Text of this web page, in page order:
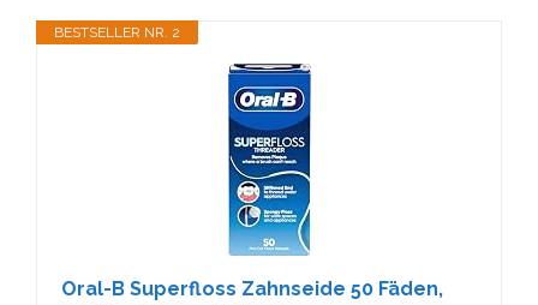
BESTSELLER NR. 2
Oral-B Superfloss Zahnseide 50 Fäden,